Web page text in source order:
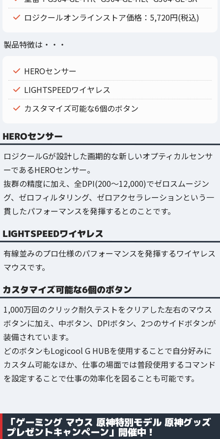
ロジクールオンラインストア価格：5,720円(税込)
製品特徴は・・・
HEROセンサー
LIGHTSPEEDワイヤレス
カスタマイズ可能な6個のボタン
HEROセンサー
ロジクールGが設計した画期的な新しいオプティカルセンサ
ーであるHEROセンサー。
抜群の精度に加え、全DPI(200～12,000)でゼロスムージン
グ、ゼロフィルタリング、ゼロアクセラレーションという一
貫したパフォーマンスを発揮するとのことです。
LIGHTSPEEDワイヤレス
有線並みのプロ仕様のパフォーマンスを発揮するワイヤレス
マウスです。
カスタマイズ可能な6個のボタン
1,000万回のクリック耐久テストをクリアした左右のマウス
ボタンに加え、中ボタン、DPIボタン、2つのサイドボタンが
装備されています。
どのボタンもLogicool G HUBを使用することで自分好みに
カスタム可能なほか、仕事の場面では普段使用するコマンド
を設定することで仕事の効率化を図ることも可能です。
「ゲーミング マウス 原神特別モデル 原神グッズ
プレゼントキャンペーン」開催中！